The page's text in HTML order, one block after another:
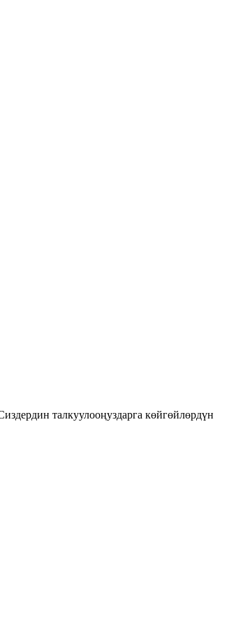
талкуулооңуздарга көйгөйлөрдүн